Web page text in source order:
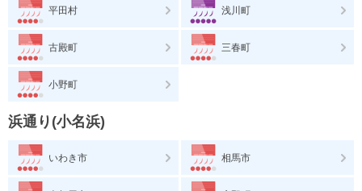
平田村 浅川町
古殿町 三春町
小野町
浜通り(小名浜)
いわき市 相馬市